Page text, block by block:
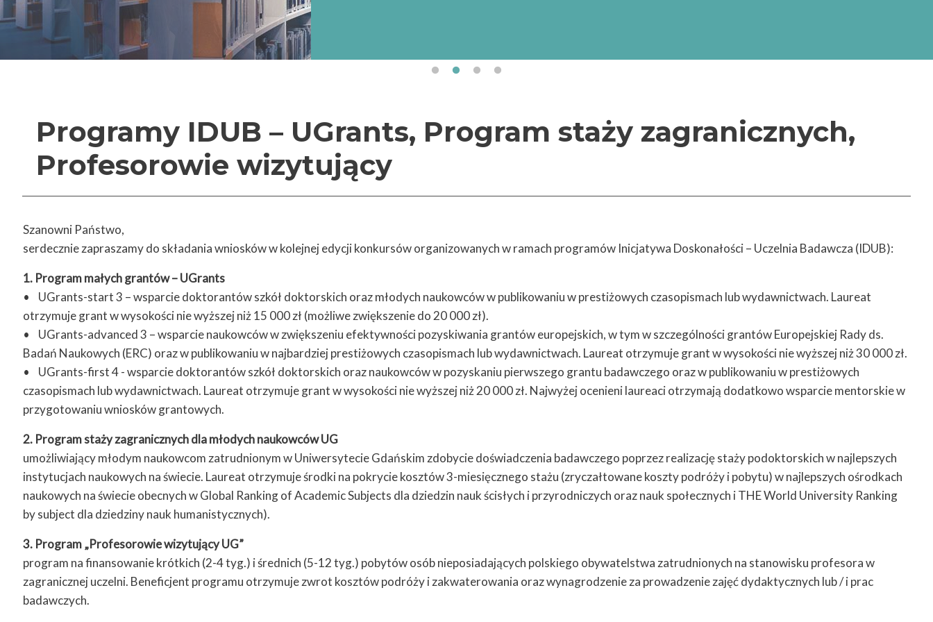
finansowany przez Narodową Agencję Wymiany Akademickiej (NAWA) w
Programy IDUB – UGrants, Program staży zagranicznych,
Profesorowie wizytujący
Szanowni Państwo,
serdecznie zapraszamy do składania wniosków w kolejnej edycji konkursów organizowanych w ramach programów Inicjatywa Doskonałości – Uczelnia Badawcza (IDUB):
1. Program małych grantów – UGrants
• UGrants-start 3 – wsparcie doktorantów szkół doktorskich oraz młodych naukowców w publikowaniu w prestiżowych czasopismach lub wydawnictwach. Laureat
otrzymuje grant w wysokości nie wyższej niż 15 000 zł (możliwe zwiększenie do 20 000 zł).
• UGrants-advanced 3 – wsparcie naukowców w zwiększeniu efektywności pozyskiwania grantów europejskich, w tym w szczególności grantów Europejskiej Rady ds.
Badań Naukowych (ERC) oraz w publikowaniu w najbardziej prestiżowych czasopismach lub wydawnictwach. Laureat otrzymuje grant w wysokości nie wyższej niż 30 000 zł.
• UGrants-first 4 - wsparcie doktorantów szkół doktorskich oraz naukowców w pozyskaniu pierwszego grantu badawczego oraz w publikowaniu w prestiżowych
czasopismach lub wydawnictwach. Laureat otrzymuje grant w wysokości nie wyższej niż 20 000 zł. Najwyżej ocenieni laureaci otrzymają dodatkowo wsparcie mentorskie w
przygotowaniu wniosków grantowych.
2. Program staży zagranicznych dla młodych naukowców UG
umożliwiający młodym naukowcom zatrudnionym w Uniwersytecie Gdańskim zdobycie doświadczenia badawczego poprzez realizację staży podoktorskich w najlepszych
instytucjach naukowych na świecie. Laureat otrzymuje środki na pokrycie kosztów 3-miesięcznego stażu (zryczałtowane koszty podróży i pobytu) w najlepszych ośrodkach
naukowych na świecie obecnych w Global Ranking of Academic Subjects dla dziedzin nauk ścisłych i przyrodniczych oraz nauk społecznych i THE World University Ranking
by subject dla dziedziny nauk humanistycznych).
3. Program „Profesorowie wizytujący UG”
program na finansowanie krótkich (2-4 tyg.) i średnich (5-12 tyg.) pobytów osób nieposiadających polskiego obywatelstwa zatrudnionych na stanowisku profesora w
zagranicznej uczelni. Beneficjent programu otrzymuje zwrot kosztów podróży i zakwaterowania oraz wynagrodzenie za prowadzenie zajęć dydaktycznych lub / i prac
badawczych.